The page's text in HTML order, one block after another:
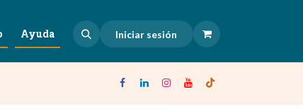
Ayuda Iniciar sesión